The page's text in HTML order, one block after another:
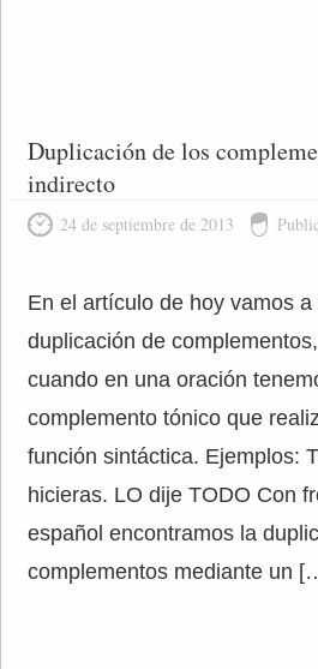
Duplicación de los
indirecto
24 de septiembre de 2013
En el artículo de hoy vamos a
duplicación de
cuando en una oración
complemento tónico que
función sintáctica. Ejemplos:
hicieras. LO dije TODO Con
español encontramos la
complementos mediante un